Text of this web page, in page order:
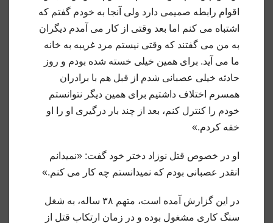
اقوام رابطه صمیمی دارد ولی آنجا به خودم گفتم که
اشتباه می کنم اما بعد وقتی از کار می آمدم دیگران
به من می گفتند که وقتی نیستم مرد غریبه به خانه
ما می آید. برای همین خیلی خسته شده بودم و روز
حادثه خیلی عصبانی شدم از قبل هم با برادران
همسرم اختلاف داشتیم برای همین دیگر نتوانستم
خودم را کنترل کنم، بعد از چند بار درگیری او را او
خفه کردم.»
او در خصوص قتل نوزاد دختر خود گفت: «نمیدانم
انقدر عصبانی بودم که نمیدانستم چه کار می کنم.»
در این گزارش آمده است، متهم ۳۸ ساله، به شغل
سنگ کاری مشغول بوده و در زمان ارتکاب قتل از